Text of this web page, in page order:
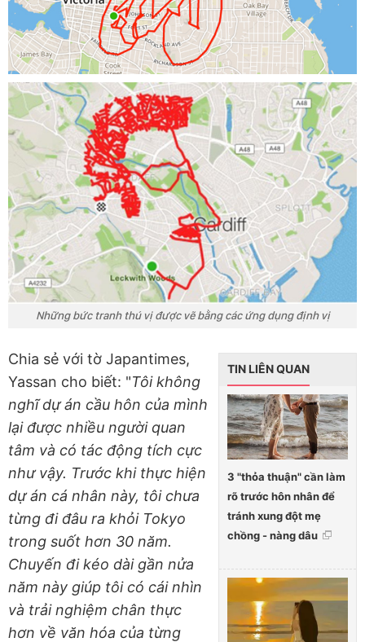
Những bức tranh thú vị được vẽ bằng các ứng dụng định vị
TIN LIÊN QUAN
3 "thỏa thuận" cần làm
rõ trước hôn nhân để
tránh xung đột mẹ
chồng - nàng dâu
Chia sẻ với tờ Japantimes,
Yassan cho biết: "Tôi không
nghĩ dự án cầu hôn của mình
lại được nhiều người quan
tâm và có tác động tích cực
như vậy. Trước khi thực hiện
dự án cá nhân này, tôi chưa
từng đi đâu ra khỏi Tokyo
trong suốt hơn 30 năm.
Chuyến đi kéo dài gần nửa
năm này giúp tôi có cái nhìn
và trải nghiệm chân thực
hơn về văn hóa của từng